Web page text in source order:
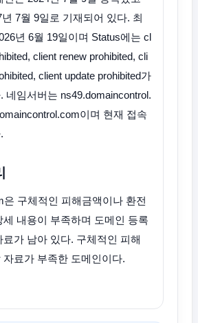
7월 9일로 기재되어 있다. 최
년 6월 19일이며 Status에는 cl
client renew prohibited, cli
client update prohibited가
네임서버는 ns49.domaincontrol.
이며 현재 접속
은 구체적인 피해금액이나 환전
내용이 부족하며 도메인 등록
료가 남아 있다. 구체적인 피해
자료가 부족한 도메인이다.